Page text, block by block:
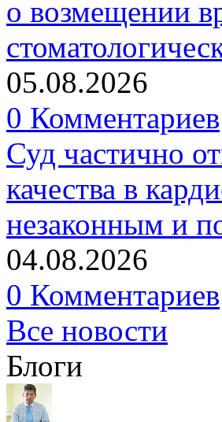
о возмещении
05.08.2026
0 Комментариев
Суд частично
качества в
незаконным и
04.08.2026
0 Комментариев
Все новости
Блоги